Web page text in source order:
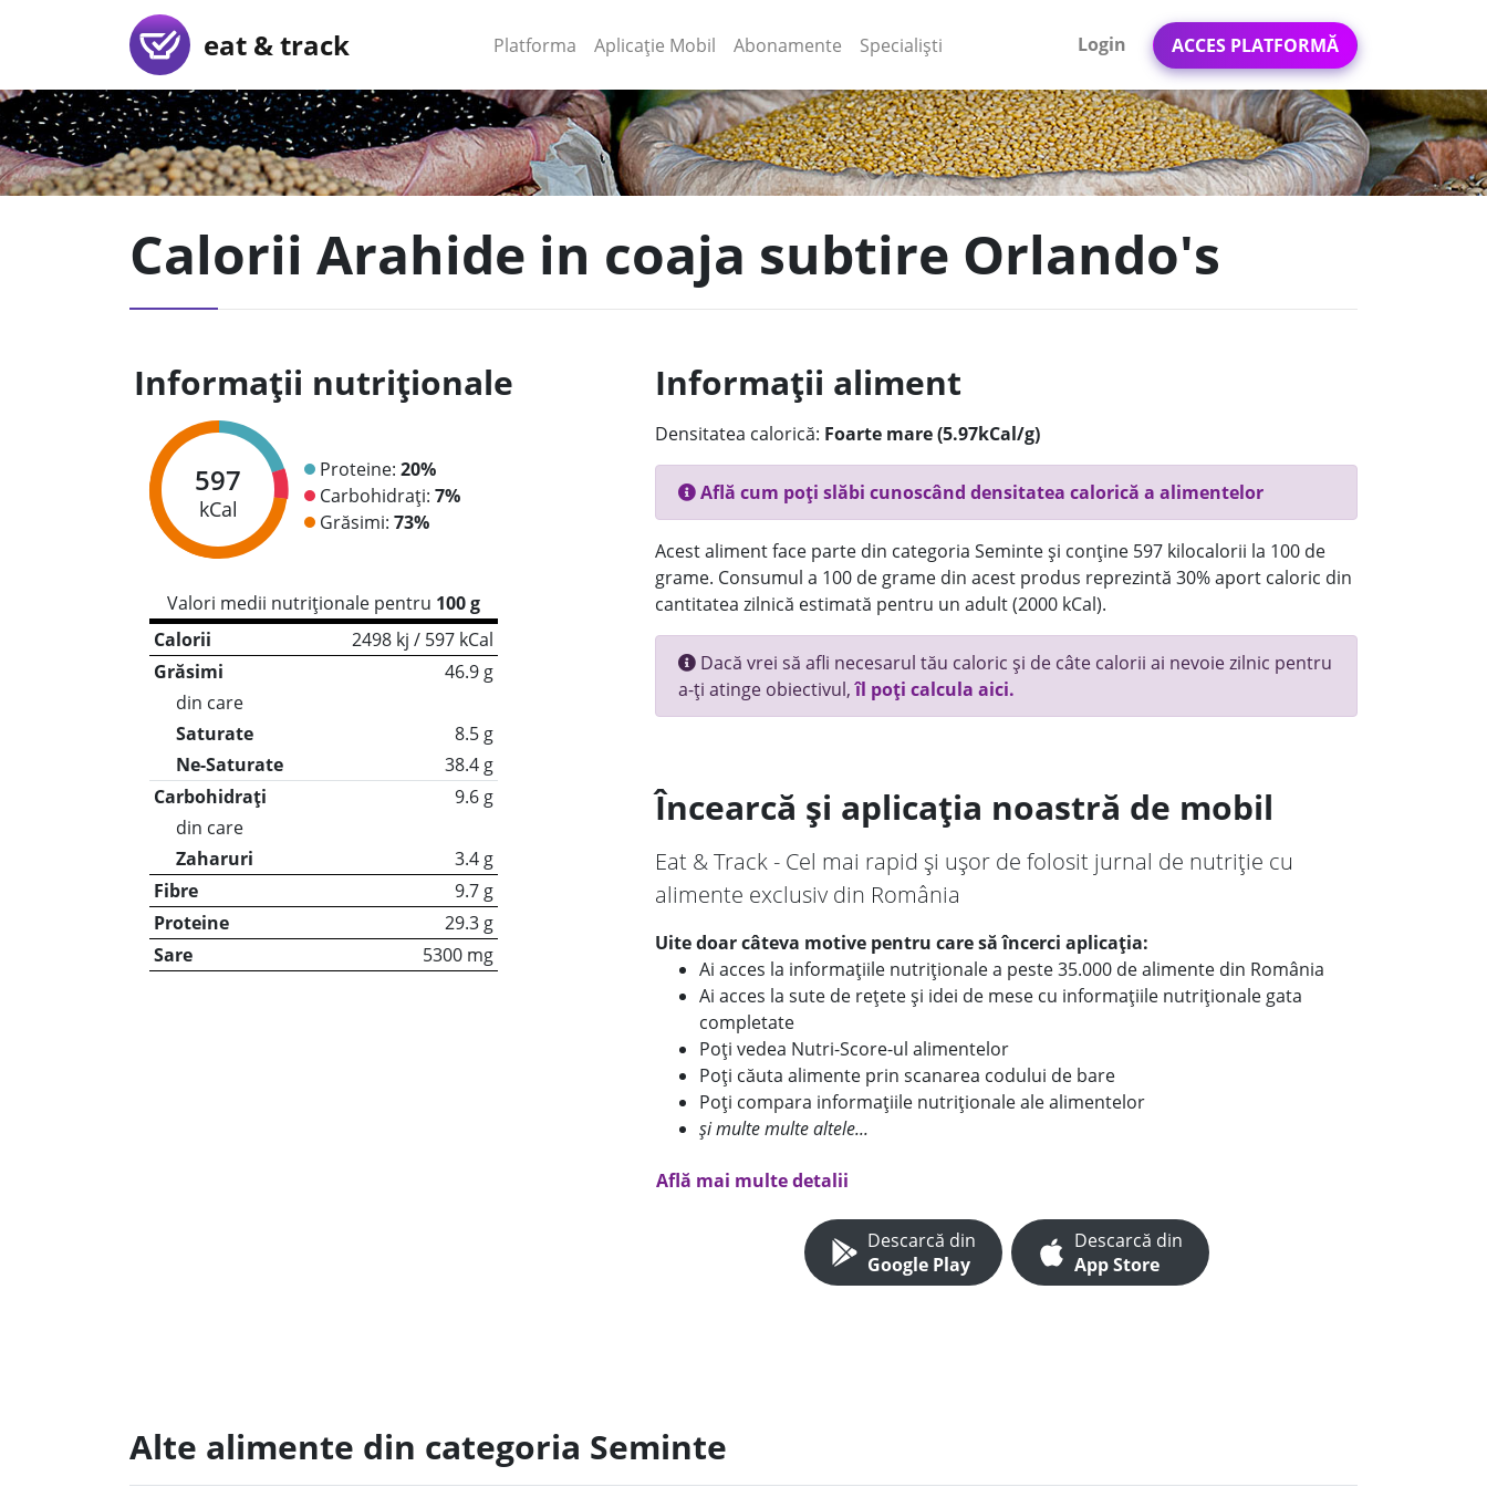
eat & track Platforma (current)
Aplicație Mobil (current)
Abonamente Specialiști Login ACCES PLATFORMĂ
Calorii Arahide in coaja subtire Orlando's
Informații nutriționale
597
kCal
Proteine: 20%
Carbohidrați: 7%
Grăsimi: 73%
Valori medii nutriționale pentru 100 g
Calorii
2498 kj / 597 kCal
Grăsimi
46.9 g
din care
Saturate
8.5 g
Ne-Saturate
38.4 g
Carbohidrați
9.6 g
din care
Zaharuri
3.4 g
Fibre
9.7 g
Proteine
29.3 g
Sare
5300 mg
Informații aliment
Densitatea calorică: Foarte mare (5.97kCal/g)
Află cum poți slăbi cunoscând densitatea calorică a alimentelor
Acest aliment face parte din categoria Seminte și conține 597 kilocalorii la 100 de
grame. Consumul a 100 de grame din acest produs reprezintă 30% aport caloric din
cantitatea zilnică estimată pentru un adult (2000 kCal).
Dacă vrei să afli necesarul tău caloric și de câte calorii ai nevoie zilnic pentru
a-ți atinge obiectivul,îl poți calcula aici.
Încearcă și aplicația noastră de mobil
Eat & Track - Cel mai rapid și ușor de folosit jurnal de nutriție cu
alimente exclusiv din România
Uite doar câteva motive pentru care să încerci aplicația:
Ai acces la informațiile nutriționale a peste 35.000 de alimente din România
Ai acces la sute de rețete și idei de mese cu informațiile nutriționale gata
completate
Poți vedea Nutri-Score-ul alimentelor
Poți căuta alimente prin scanarea codului de bare
Poți compara informațiile nutriționale ale alimentelor
și multe multe altele...
Află mai multe detalii
Descarcă din
Google Play
Descarcă din
App Store
Alte alimente din categoria Seminte